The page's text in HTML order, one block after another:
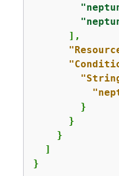
      ],
        }
      }
    }
  ]
}